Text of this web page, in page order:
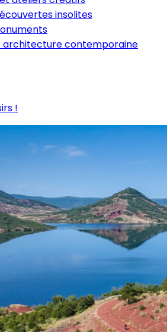
insolites
architecture contemporaine
!